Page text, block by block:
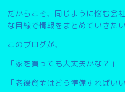
だからこそ、同じように悩む会
な目線で情報をまとめていきた
このブログが、
「家を買っても大丈夫かな？」
「老後資金はどう準備すればいい